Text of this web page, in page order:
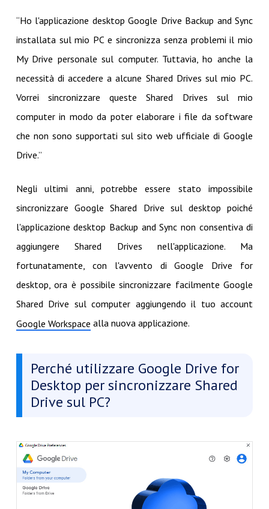
“Ho l'applicazione desktop Google Drive Backup and Sync
installata sul mio PC e sincronizza senza problemi il mio
My Drive personale sul computer. Tuttavia, ho anche la
necessità di accedere a alcune Shared Drives sul mio PC.
Vorrei sincronizzare queste Shared Drives sul mio
computer in modo da poter elaborare i file da software
che non sono supportati sul sito web ufficiale di Google
Drive.”
Negli ultimi anni, potrebbe essere stato impossibile
sincronizzare Google Shared Drive sul desktop poiché
l'applicazione desktop Backup and Sync non consentiva di
aggiungere Shared Drives nell'applicazione. Ma
fortunatamente, con l'avvento di Google Drive for
desktop, ora è possibile sincronizzare facilmente Google
Shared Drive sul computer aggiungendo il tuo account
Google Workspace alla nuova applicazione.
Perché utilizzare Google Drive for
Desktop per sincronizzare Shared
Drive sul PC?